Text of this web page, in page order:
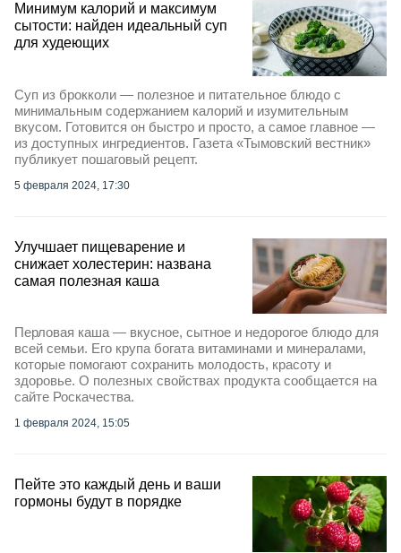
Минимум калорий и максимум
сытости: найден идеальный суп
для худеющих
Суп из брокколи — полезное и питательное блюдо с
минимальным содержанием калорий и изумительным
вкусом. Готовится он быстро и просто, а самое главное —
из доступных ингредиентов. Газета «Тымовский вестник»
публикует пошаговый рецепт.
5 февраля 2024, 17:30
Улучшает пищеварение и
снижает холестерин: названа
самая полезная каша
Перловая каша — вкусное, сытное и недорогое блюдо для
всей семьи. Его крупа богата витаминами и минералами,
которые помогают сохранить молодость, красоту и
здоровье. О полезных свойствах продукта сообщается на
сайте Роскачества.
1 февраля 2024, 15:05
Пейте это каждый день и ваши
гормоны будут в порядке